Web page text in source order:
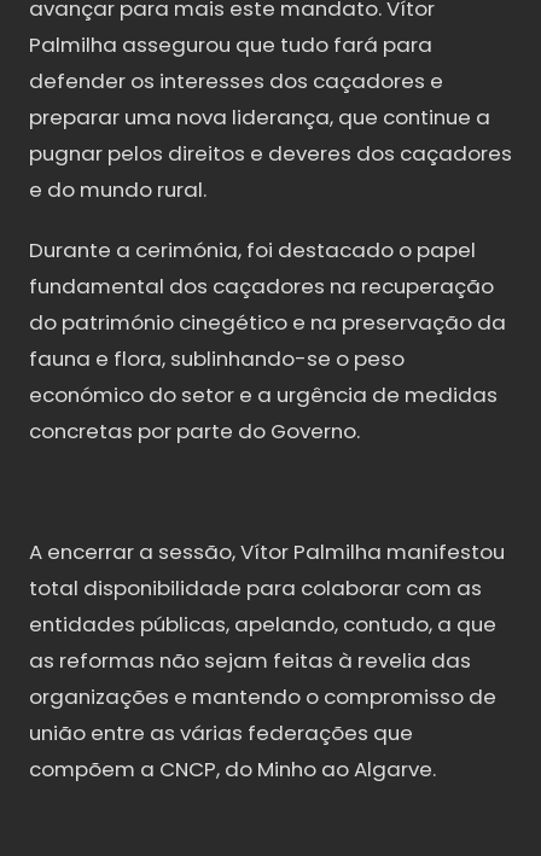
avançar para mais este mandato. Vítor
Palmilha assegurou que tudo fará para
defender os interesses dos caçadores e
preparar uma nova liderança, que continue a
pugnar pelos direitos e deveres dos caçadores
e do mundo rural.
Durante a cerimónia, foi destacado o papel
fundamental dos caçadores na recuperação
do património cinegético e na preservação da
fauna e flora, sublinhando-se o peso
económico do setor e a urgência de medidas
concretas por parte do Governo.
A encerrar a sessão, Vítor Palmilha manifestou
total disponibilidade para colaborar com as
entidades públicas, apelando, contudo, a que
as reformas não sejam feitas à revelia das
organizações e mantendo o compromisso de
união entre as várias federações que
compõem a CNCP, do Minho ao Algarve.